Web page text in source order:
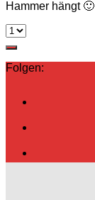
Hammer hängt
Folgen: